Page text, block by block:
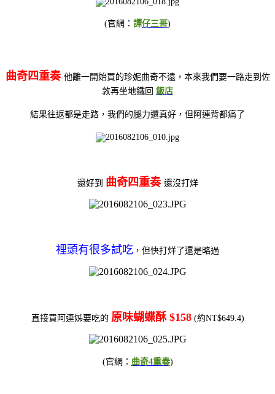
(官網： 譚仔三哥)
曲奇四重奏 他離一開始買的珍妮曲奇不遠，本來我們要一路走到佐
敦再坐地鐵回 飯店
結果往返都是走路，我們的腿力還真好，但阿連背都痛了
還好到 曲奇四重奏 還沒打烊
裡頭有很多試吃 ，但快打烊了還是略過
直接買阿連姊要吃的 原味蝴蝶酥 $158(約NT$649.4)
(官網： 曲奇4重奏)